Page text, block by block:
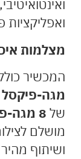
ואפליקציות
מצלמות
המכשיר
מגה-פיקסל
של 8 מגה-פיקסל
מושלם
ושיתוף